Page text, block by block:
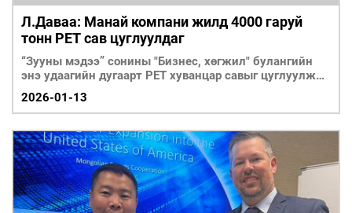
Л.Даваа: Манай компани жилд 4000 гаруй
тонн РЕТ сав цуглуулдаг
​​​​​​​“Зууны мэдээ” сонины "Бизнес, хөгжил" булангийн
энэ удаагийн дугаарт PЕТ хуванцар савыг цуглуулж
дахин болов
2026-01-13